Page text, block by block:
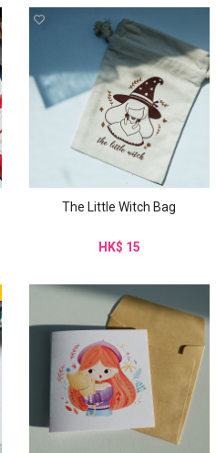
The Little Witch Bag
HK$ 15